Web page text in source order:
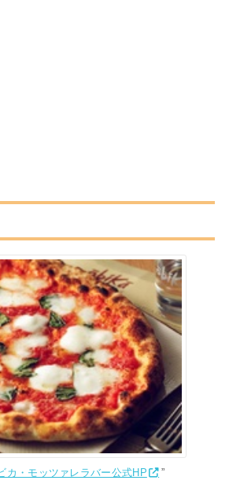
カ・モッツァレラバー公式HP ”